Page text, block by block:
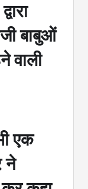
द्वारा
बाबुओं
वाली
एक
ने